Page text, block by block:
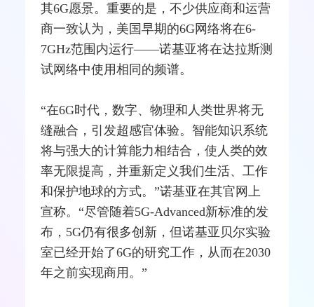
其6G愿景。重要的是，不少供应商和运营
商一致认为，美国早期的6G网络将在6-
7GHz范围内运行——诺基亚将在达拉斯测
试网络中使用相同的频谱。
“在6G时代，数字、物理和人类世界将无
缝融合 ，引发超感官体验。智能知识系统
将与强大的计算能力相结合，使人类的效
率无限提高，并重新定义我们生活、工作
和保护地球的方式。”诺基亚在其官网上
宣称。“尽管随着5G-Advanced新标准的发
布，5G仍有很多创新，但诺基亚贝尔实验
室已经开始了6G的研究工作，从而在2030
年之前实现商用。”